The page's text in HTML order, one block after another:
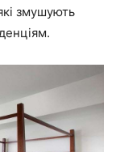
змушують